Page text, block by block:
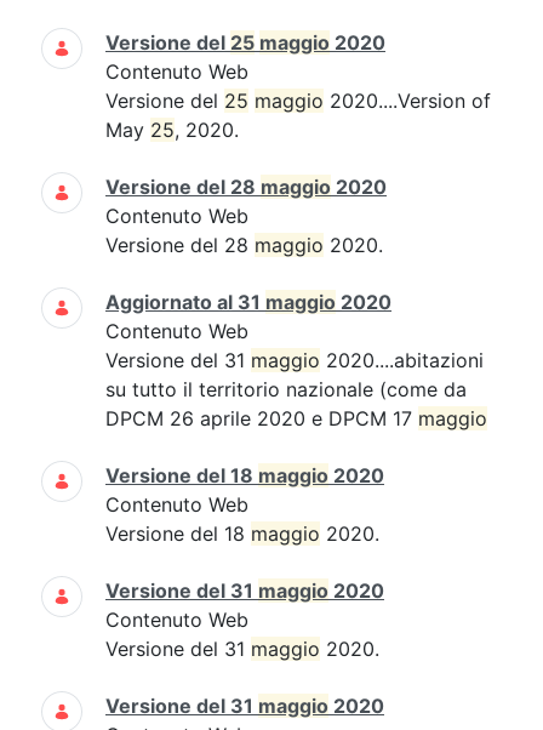
Versione del 25 maggio 2020
Contenuto Web
Versione del 25 maggio 2020....Version of
May 25, 2020.
Versione del 28 maggio 2020
Contenuto Web
Versione del 28 maggio 2020.
Aggiornato al 31 maggio 2020
Contenuto Web
Versione del 31 maggio 2020....abitazioni
su tutto il territorio nazionale (come da
DPCM 26 aprile 2020 e DPCM 17 maggio
Versione del 18 maggio 2020
Contenuto Web
Versione del 18 maggio 2020.
Versione del 31 maggio 2020
Contenuto Web
Versione del 31 maggio 2020.
Versione del 31 maggio 2020